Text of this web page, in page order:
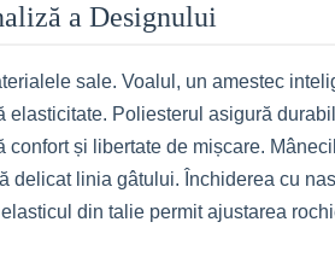
a Designului
sale. Voalul, un amestec
Poliesterul asigură
și libertate de mișcare.
linia gâtului. Închiderea cu
din talie permit ajustarea